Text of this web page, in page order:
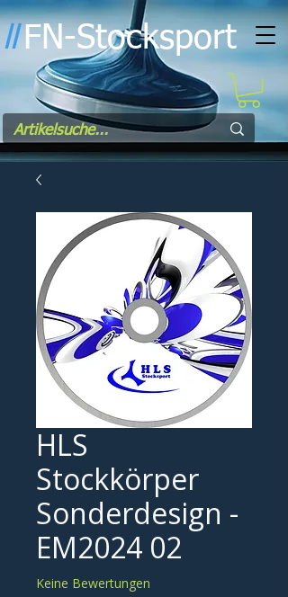
ll FN-Stocksport
HLS
Stockkörper
Sonderdesign -
EM2024 02
Keine Bewertungen